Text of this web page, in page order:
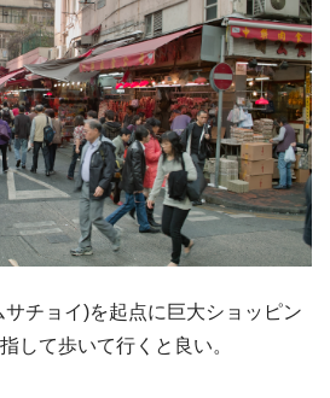
チョイ)を起点に巨大ショッピン
して歩いて行くと良い。